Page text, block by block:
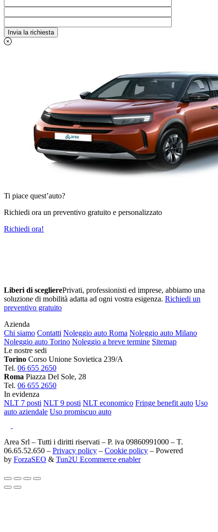
Ti piace quest’auto?
Richiedi ora un preventivo gratuito e personalizzato
Richiedi ora!
Liberi di sceglierePrivati, professionisti ed imprese, abbiamo una
soluzione di mobilità adatta ad ogni vostra esigenza. Richiedi un
preventivo gratuito
Azienda
Chi siamo Contatti Noleggio auto Roma Noleggio auto Milano
Noleggio auto Torino Noleggio a breve termine Sitemap
Le nostre sedi
Torino Corso Unione Sovietica 239/A
Tel. 06 655 2650
Roma Piazza Del Sole, 28
Tel. 06 655 2650
In evidenza
NLT 7 posti NLT 9 posti NLT economico Fringe benefit auto Uso
auto aziendale Uso promiscuo auto
Area Srl – Tutti i diritti riservati – P. iva 09860991000 – T.
06.65.52.650 – Privacy policy – Cookie policy – Powered
by ForzaSEO & Tun2U Ecommerce enabler